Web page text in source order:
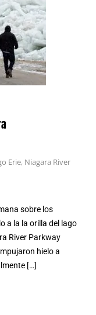
Erie, Niagara River
sobre los
a la la orilla del lago
River Parkway
hielo a
[…]